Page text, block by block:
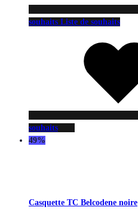
souhaits Liste de souhaits
souhaits
49%
Casquette TC Belcodene noire